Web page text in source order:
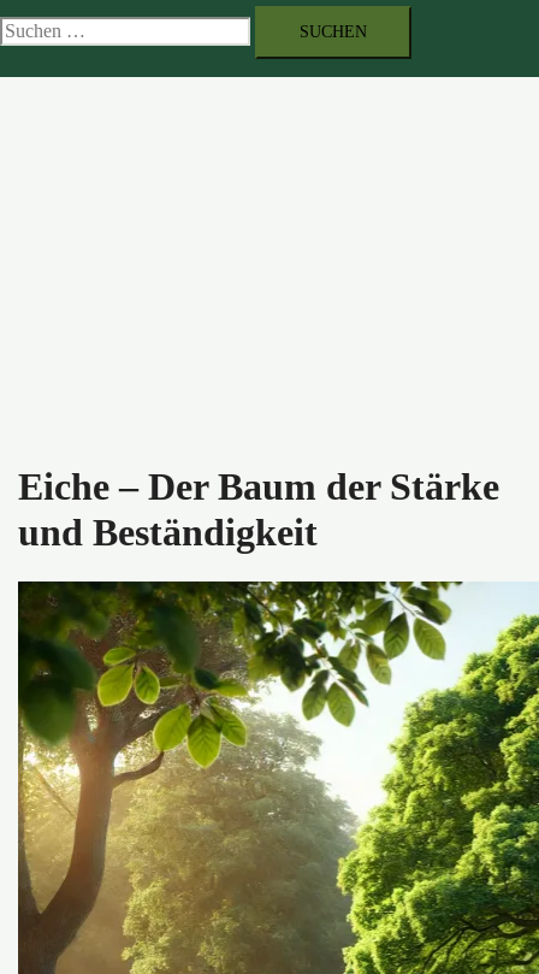
umschalten
Suchen
Eiche – Der Baum der Stärke
und Beständigkeit